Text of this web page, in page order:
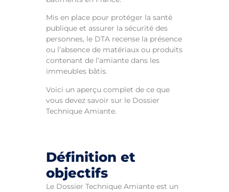
Mis en place pour protéger la santé
publique et assurer la sécurité des
personnes, le DTA recense la présence
ou l’absence de matériaux ou produits
contenant de l’amiante dans les
immeubles bâtis.
Voici un aperçu complet de ce que
vous devez savoir sur le Dossier
Technique Amiante.
Définition et
objectifs
Le Dossier Technique Amiante est un